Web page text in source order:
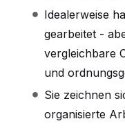
Idealerweise
gearbeitet -
vergleichbare
und
Sie zeichnen
organisierte